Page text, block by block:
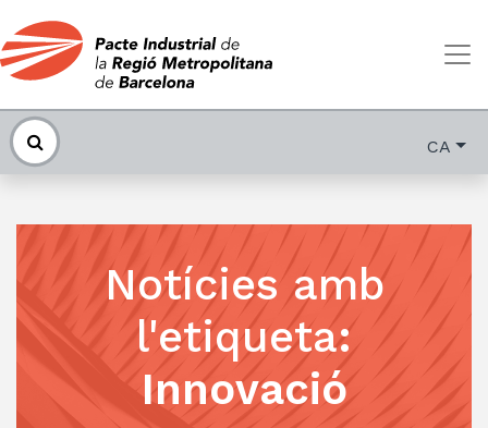
CA
Notícies amb
l'etiqueta:
Innovació